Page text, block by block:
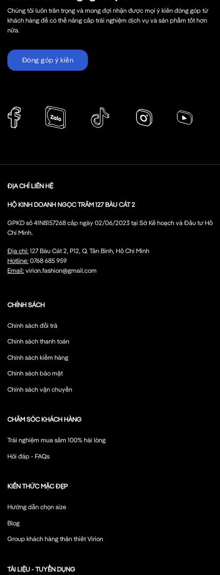
Chúng tôi luôn trân trọng và mong đợi nhận được mọi ý kiến đóng góp từ
khách hàng để có thể nâng cấp trải nghiệm dịch vụ và sản phẩm tốt hơn
nữa.
Đóng góp ý kiến
ĐỊA CHỈ LIÊN HỆ
HỘ KINH DOANH NGỌC TRÂM 127 BÀU CÁT 2
GPKD số 41N8157268 cấp ngày 02/06/2023 tại Sở Kế hoạch và Đầu tư Hồ
Chí Minh.
Địa chỉ:127 Bàu Cát 2, P12, Q. Tân Bình, Hồ Chí Minh
Hotline:0768 685 959
Email:virion.fashion@gmail.com
CHÍNH SÁCH
Chính sách đổi trả
Chính sách thanh toán
Chính sách kiểm hàng
Chính sách bảo mật
Chính sách vận chuyển
CHĂM SÓC KHÁCH HÀNG
Trải nghiệm mua sắm 100% hài lòng
Hỏi đáp - FAQs
KIẾN THỨC MẶC ĐẸP
Hướng dẫn chọn size
Blog
Group khách hàng thân thiết Virion
TÀI LIỆU - TUYỂN DỤNG